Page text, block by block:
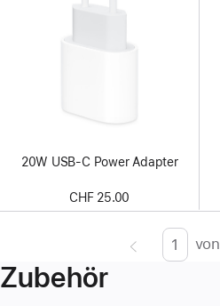
20W USB‑C Power Adapter
CHF 25.00
SeiteEnter
von
Zubehör